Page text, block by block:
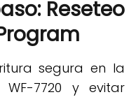
Reseteo
segura en la
WF-7720 y evitar